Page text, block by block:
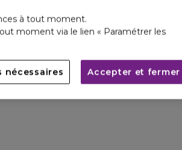
à tout moment.
moment via le lien « Paramétrer les
nécessaires Accepter et fermer